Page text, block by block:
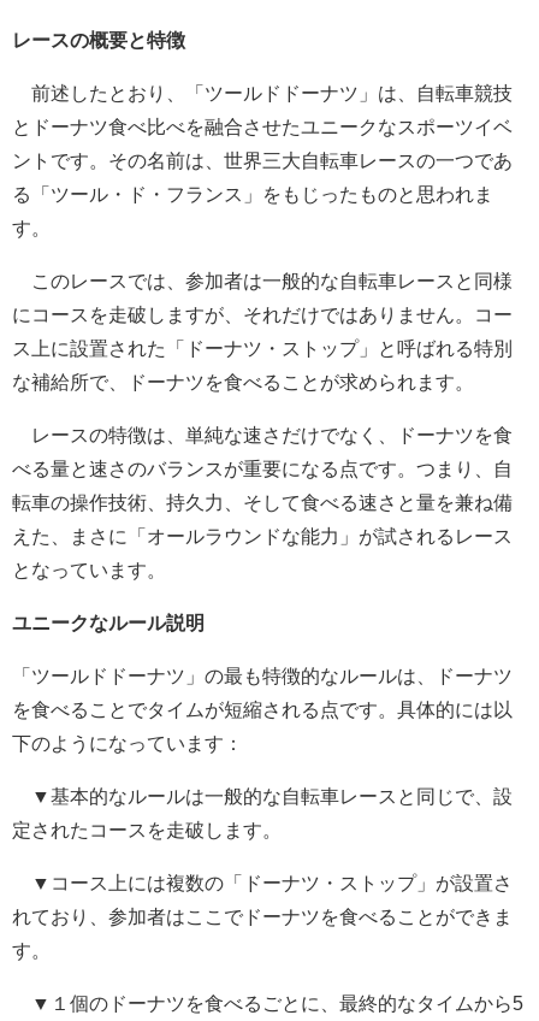
レースの概要と特徴
前述したとおり、「ツールドドーナツ」は、自転車競技
とドーナツ食べ比べを融合させたユニークなスポーツイベ
ントです。その名前は、世界三大自転車レースの一つであ
る「ツール・ド・フランス」をもじったものと思われま
す。
このレースでは、参加者は一般的な自転車レースと同様
にコースを走破しますが、それだけではありません。コー
ス上に設置された「ドーナツ・ストップ」と呼ばれる特別
な補給所で、ドーナツを食べることが求められます。
レースの特徴は、単純な速さだけでなく、ドーナツを食
べる量と速さのバランスが重要になる点です。つまり、自
転車の操作技術、持久力、そして食べる速さと量を兼ね備
えた、まさに「オールラウンドな能力」が試されるレース
となっています。
ユニークなルール説明
「ツールドドーナツ」の最も特徴的なルールは、ドーナツ
を食べることでタイムが短縮される点です。具体的には以
下のようになっています：
▼基本的なルールは一般的な自転車レースと同じで、設
定されたコースを走破します。
▼コース上には複数の「ドーナツ・ストップ」が設置さ
れており、参加者はここでドーナツを食べることができま
す。
▼１個のドーナツを食べるごとに、最終的なタイムから5